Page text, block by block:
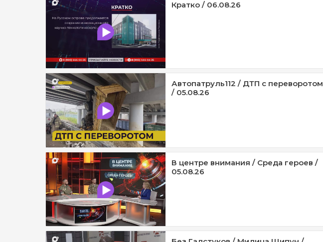
Кратко / 06.08.26
Автопатруль112 / ДТП с переворотом
/ 05.08.26
В центре внимания / Среда героев /
05.08.26